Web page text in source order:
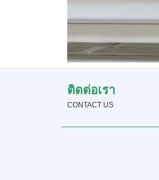
ติดต่อเรา
CONTACT US